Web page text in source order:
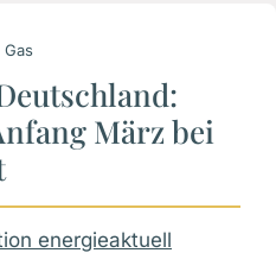
Gas
März bei
energieaktuell